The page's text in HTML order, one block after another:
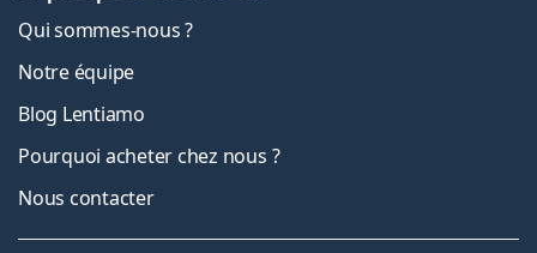
Qui sommes-nous ?
Notre équipe
Blog Lentiamo
Pourquoi acheter chez nous ?
Nous contacter